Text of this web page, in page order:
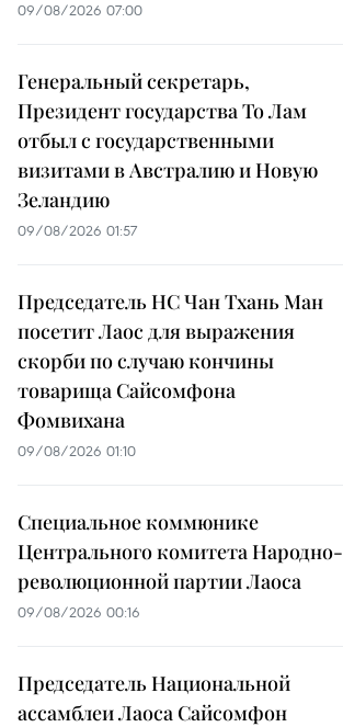
09/08/2026 07:00
Генеральный секретарь,
Президент государства То Лам
отбыл с государственными
визитами в Австралию и Новую
Зеландию
09/08/2026 01:57
Председатель НС Чан Тхань Ман
посетит Лаос для выражения
скорби по случаю кончины
товарища Сайсомфона
Фомвихана
09/08/2026 01:10
Специальное коммюнике
Центрального комитета Народно-
революционной партии Лаоса
09/08/2026 00:16
Председатель Национальной
ассамблеи Лаоса Сайсомфон